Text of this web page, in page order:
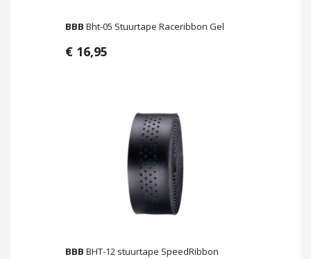
BBB Bht-05 Stuurtape Raceribbon Gel
€ 16,95
BBB BHT-12 stuurtape SpeedRibbon